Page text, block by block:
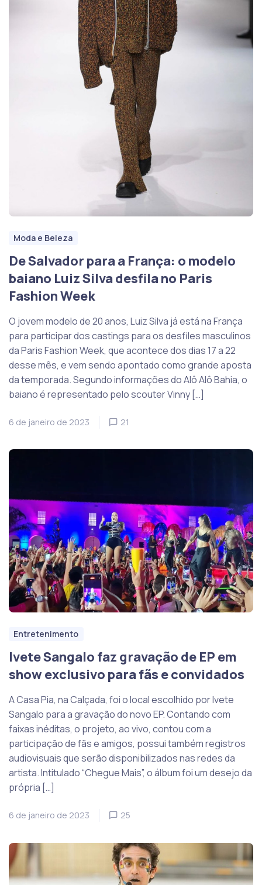
Moda e Beleza
De Salvador para a França: o modelo
baiano Luiz Silva desfila no Paris
Fashion Week
O jovem modelo de 20 anos, Luiz Silva já está na França
para participar dos castings para os desfiles masculinos
da Paris Fashion Week, que acontece dos dias 17 a 22
desse mês, e vem sendo apontado como grande aposta
da temporada. Segundo informações do Alô Alô Bahia, o
baiano é representado pelo scouter Vinny […]
6 de janeiro de 2023 21
Entretenimento
Ivete Sangalo faz gravação de EP em
show exclusivo para fãs e convidados
A Casa Pia, na Calçada, foi o local escolhido por Ivete
Sangalo para a gravação do novo EP. Contando com
faixas inéditas, o projeto, ao vivo, contou com a
participação de fãs e amigos, possui também registros
audiovisuais que serão disponibilizados nas redes da
artista. Intitulado “Chegue Mais”, o álbum foi um desejo da
própria […]
6 de janeiro de 2023 25